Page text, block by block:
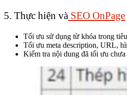
5. Thực hiện và SEO OnPage
Tối ưu sử dụng từ khóa trong
Tối ưu meta description, URL,
Kiểm tra nội dung đã tối ưu